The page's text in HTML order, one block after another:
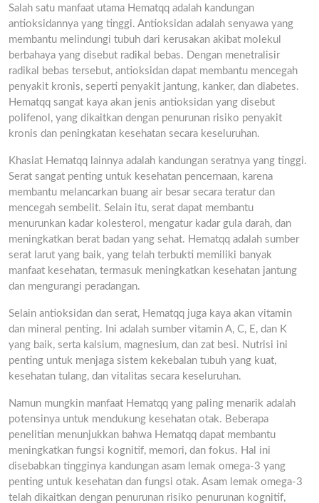
Salah satu manfaat utama Hematqq adalah kandungan
antioksidannya yang tinggi. Antioksidan adalah senyawa yang
membantu melindungi tubuh dari kerusakan akibat molekul
berbahaya yang disebut radikal bebas. Dengan menetralisir
radikal bebas tersebut, antioksidan dapat membantu mencegah
penyakit kronis, seperti penyakit jantung, kanker, dan diabetes.
Hematqq sangat kaya akan jenis antioksidan yang disebut
polifenol, yang dikaitkan dengan penurunan risiko penyakit
kronis dan peningkatan kesehatan secara keseluruhan.
Khasiat Hematqq lainnya adalah kandungan seratnya yang tinggi.
Serat sangat penting untuk kesehatan pencernaan, karena
membantu melancarkan buang air besar secara teratur dan
mencegah sembelit. Selain itu, serat dapat membantu
menurunkan kadar kolesterol, mengatur kadar gula darah, dan
meningkatkan berat badan yang sehat. Hematqq adalah sumber
serat larut yang baik, yang telah terbukti memiliki banyak
manfaat kesehatan, termasuk meningkatkan kesehatan jantung
dan mengurangi peradangan.
Selain antioksidan dan serat, Hematqq juga kaya akan vitamin
dan mineral penting. Ini adalah sumber vitamin A, C, E, dan K
yang baik, serta kalsium, magnesium, dan zat besi. Nutrisi ini
penting untuk menjaga sistem kekebalan tubuh yang kuat,
kesehatan tulang, dan vitalitas secara keseluruhan.
Namun mungkin manfaat Hematqq yang paling menarik adalah
potensinya untuk mendukung kesehatan otak. Beberapa
penelitian menunjukkan bahwa Hematqq dapat membantu
meningkatkan fungsi kognitif, memori, dan fokus. Hal ini
disebabkan tingginya kandungan asam lemak omega-3 yang
penting untuk kesehatan dan fungsi otak. Asam lemak omega-3
telah dikaitkan dengan penurunan risiko penurunan kognitif,